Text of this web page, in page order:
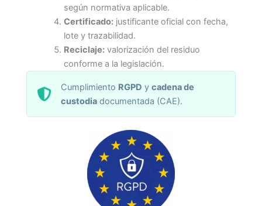
según normativa aplicable.
Certificado:justificante oficial con fecha,
lote y trazabilidad.
Reciclaje:valorización del residuo
conforme a la legislación.
Cumplimiento RGPD ycadena de
custodia documentada (CAE).